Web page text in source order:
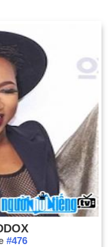
#476